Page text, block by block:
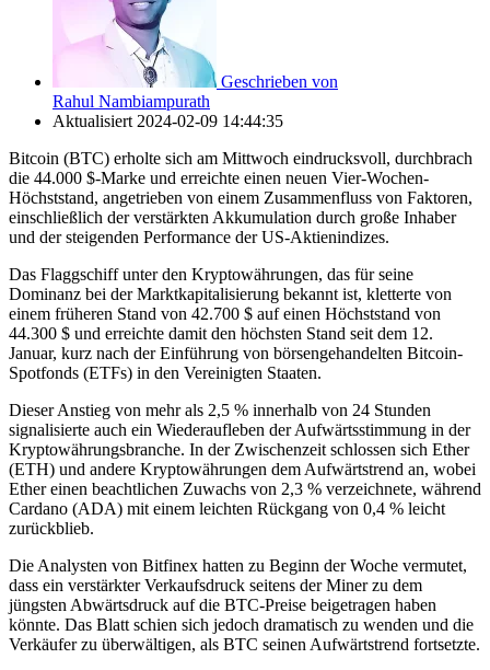
Geschrieben von
Rahul Nambiampurath
Aktualisiert 2024-02-09 14:44:35
Bitcoin (BTC) erholte sich am Mittwoch eindrucksvoll, durchbrach
die 44.000 $-Marke und erreichte einen neuen Vier-Wochen-
Höchststand, angetrieben von einem Zusammenfluss von Faktoren,
einschließlich der verstärkten Akkumulation durch große Inhaber
und der steigenden Performance der US-Aktienindizes.
Das Flaggschiff unter den Kryptowährungen, das für seine
Dominanz bei der Marktkapitalisierung bekannt ist, kletterte von
einem früheren Stand von 42.700 $ auf einen Höchststand von
44.300 $ und erreichte damit den höchsten Stand seit dem 12.
Januar, kurz nach der Einführung von börsengehandelten Bitcoin-
Spotfonds (ETFs) in den Vereinigten Staaten.
Dieser Anstieg von mehr als 2,5 % innerhalb von 24 Stunden
signalisierte auch ein Wiederaufleben der Aufwärtsstimmung in der
Kryptowährungsbranche. In der Zwischenzeit schlossen sich Ether
(ETH) und andere Kryptowährungen dem Aufwärtstrend an, wobei
Ether einen beachtlichen Zuwachs von 2,3 % verzeichnete, während
Cardano (ADA) mit einem leichten Rückgang von 0,4 % leicht
zurückblieb.
Die Analysten von Bitfinex hatten zu Beginn der Woche vermutet,
dass ein verstärkter Verkaufsdruck seitens der Miner zu dem
jüngsten Abwärtsdruck auf die BTC-Preise beigetragen haben
könnte. Das Blatt schien sich jedoch dramatisch zu wenden und die
Verkäufer zu überwältigen, als BTC seinen Aufwärtstrend fortsetzte.